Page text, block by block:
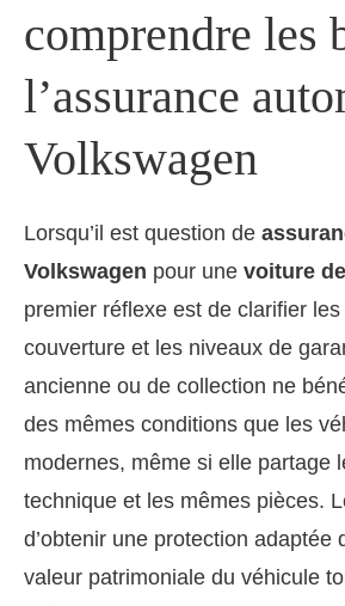
comprendre les
l’assurance
Volkswagen
Lorsqu’il est question de
Volkswagen pour une voiture
premier réflexe est de clarifier
couverture et les niveaux de
ancienne ou de collection ne
des mêmes conditions que les
modernes, même si elle partage
technique et les mêmes pièces.
d’obtenir une protection adaptée
valeur patrimoniale du véhicule